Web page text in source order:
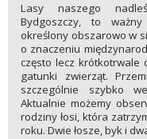
Lasy naszego
Bydgoszczy, to
określony obszarowo w
o znaczeniu
często lecz krótkotrwale
gatunki zwierząt.
szczególnie szybko
Aktualnie możemy
rodziny łosi, która
roku. Dwie łosze, byk i